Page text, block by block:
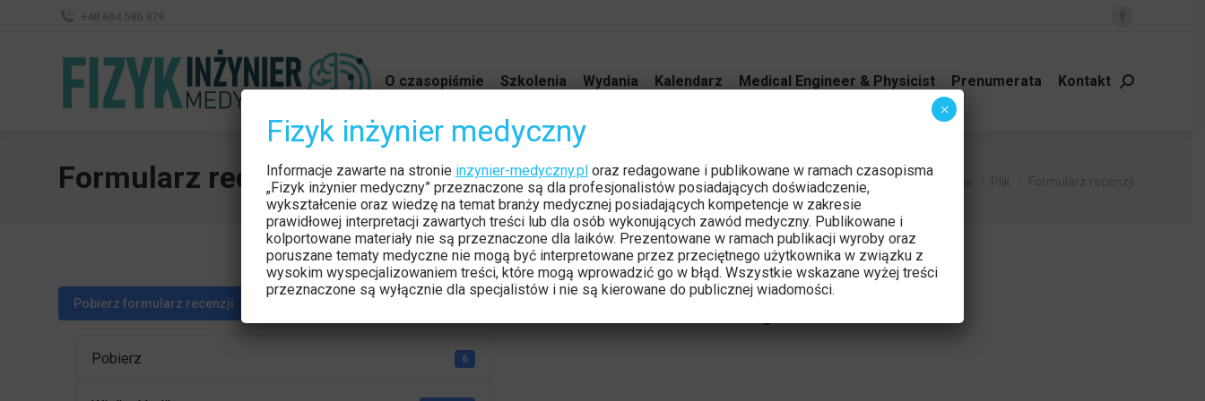
Facebook
opens
O czasopiśmie Szkolenia Wydania Kalendarz Medical Engineer & Physicist Prenumerata Kontakt Szukaj:
Formularz recenzji Jesteś tutaj:
Strona główna
Pobierz formularz recenzji
Pobierz 6
Formularz recenzji
Fizyk inżynier medyczny
Informacje zawarte na stronie inzynier-medyczny.ploraz redagowane i publikowane w ramach czasopisma
„Fizyk inżynier medyczny” przeznaczone są dla profesjonalistów posiadających doświadczenie,
wykształcenie oraz wiedzę na temat branży medycznej posiadających kompetencje w zakresie
prawidłowej interpretacji zawartych treści lub dla osób wykonujących zawód medyczny. Publikowane i
kolportowane materiały nie są przeznaczone dla laików. Prezentowane w ramach publikacji wyroby oraz
poruszane tematy medyczne nie mogą być interpretowane przez przeciętnego użytkownika w związku z
wysokim wyspecjalizowaniem treści, które mogą wprowadzić go w błąd. Wszystkie wskazane wyżej treści
przeznaczone są wyłącznie dla specjalistów i nie są kierowane do publicznej wiadomości.
×